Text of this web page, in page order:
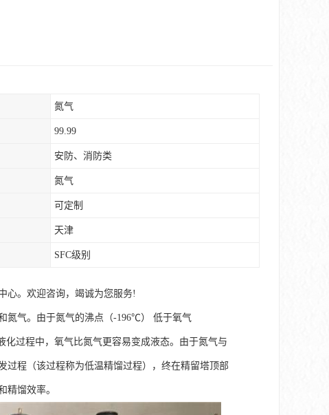
氮气
99.99
安防、消防类
氮气
可定制
天津
SFC级别
心。欢迎咨询，竭诚为您服务!
氮气。由于氮气的沸点（-196℃） 低于氧气
过程中，氧气比氮气更容易变成液态。由于氮气与
过程（该过程称为低温精馏过程），终在精留塔顶部
精馏效率。